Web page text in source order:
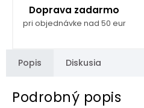
Doprava zadarmo
pri objednávke nad 50 eur
Popis Diskusia
Podrobný popis